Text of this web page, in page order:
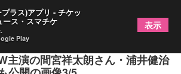
万部突破の『ニーチェ先生』がド
演の間宮祥太朗さん・浦井健治
ラス)アプリ - チケッ
ース・スマチケ
Play
表示